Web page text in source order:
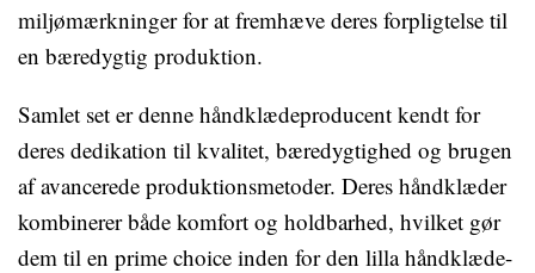
miljømærkninger for at fremhæve deres forpligtelse til
en bæredygtig produktion.
Samlet set er denne håndklædeproducent kendt for
deres dedikation til kvalitet, bæredygtighed og brugen
af avancerede produktionsmetoder. Deres håndklæder
kombinerer både komfort og holdbarhed, hvilket gør
dem til en prime choice inden for den lilla håndklæde-